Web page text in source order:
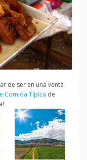
de ser en una venta
Comida Típica de